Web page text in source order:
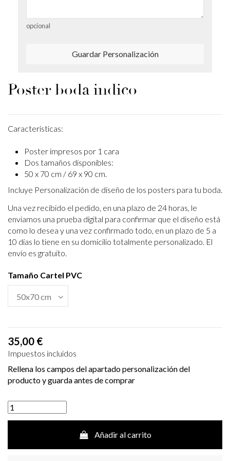
opcional
Guardar Personalización
Poster boda indico
Características:
Poster impresos por 1 cara
Dos tamaños disponibles:
50 x 70 cm / 69 x 90 cm.
Incluye Personalización de diseño de los posters para tu boda.
Una vez recibido el pedido, en una plazo de 24 horas, le
enviamos una prueba digital para confirmar que el diseño está
como lo desea y una vez confirmado todo, en un plazo de 5 a
10 días lo tiene en su domicilio totalmente personalizado. El
envío es gratuito.
Tamaño Cartel PVC
35,00 €
Impuestos incluidos
Rellena los campos del apartado personalización del
producto y guarda antes de comprar
Añadir al carrito